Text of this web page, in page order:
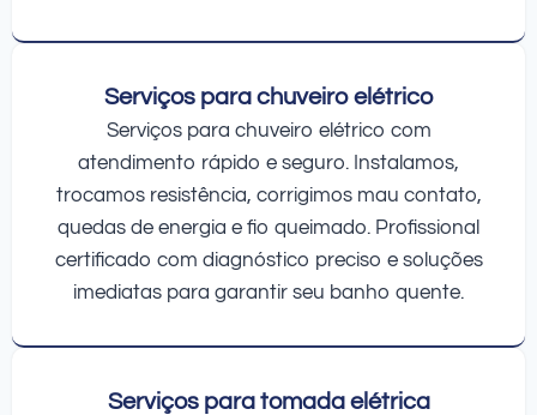
Serviços para chuveiro elétrico
Serviços para chuveiro elétrico com
atendimento rápido e seguro. Instalamos,
trocamos resistência, corrigimos mau contato,
quedas de energia e fio queimado. Profissional
certificado com diagnóstico preciso e soluções
imediatas para garantir seu banho quente.
Serviços para tomada elétrica